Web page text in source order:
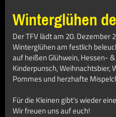
Winterglühen
Der TFV lädt am 20. Dezember
Winterglühen am festlich
aufheißen Glühwein,Hessen- &
Kinderpunsch,Weihnachtsbier,
Pommesund herzhafte
Für die Kleinen gibt’s wieder
Wir freuen uns auf euch!